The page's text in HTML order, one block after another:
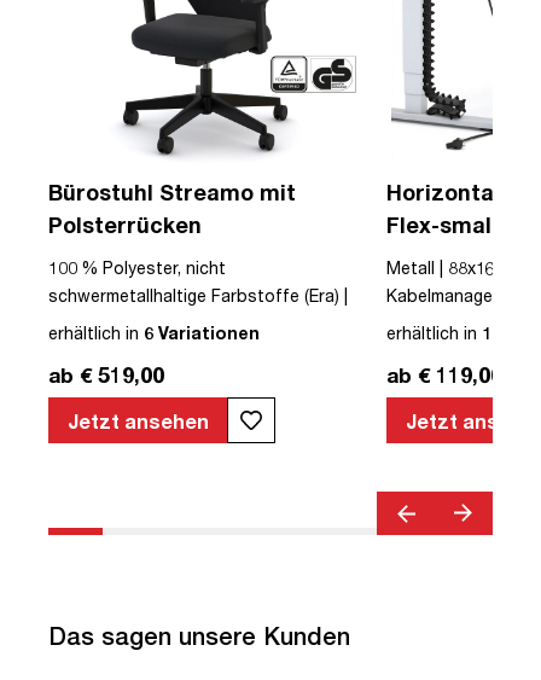
Bürostuhl Streamo mit
Polsterrücken
100 % Polyester, nicht
schwermetallhaltige Farbstoffe (Era) |
Textil | Schwarz | Schwarz | Drehstuhl |
Streamo | bis zu 120 kg | TÜV©
geprüfte Sicherheit | TÜV© geprüfte
Ergonomie | Quality Office© | TÜV©
erhältlich in 6 Variationen
ab € 519,00
Jetzt ansehen
Horizontaler
Flex-small +
Kabelführung
Steckdose
Metall |
erhältlich in 12
ab € 119,00
Jetzt
Das sagen unsere Kunden